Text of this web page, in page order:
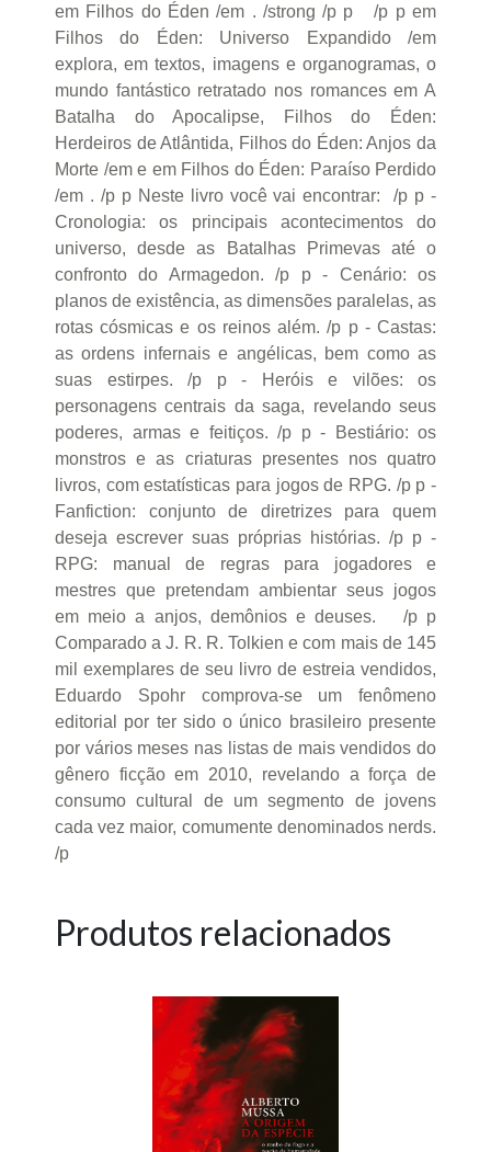
em Filhos do Éden /em . /strong /p p /p p em
Filhos do Éden: Universo Expandido /em
explora, em textos, imagens e organogramas, o
mundo fantástico retratado nos romances em A
Batalha do Apocalipse, Filhos do Éden:
Herdeiros de Atlântida, Filhos do Éden: Anjos da
Morte /em e em Filhos do Éden: Paraíso Perdido
/em . /p p Neste livro você vai encontrar: /p p -
Cronologia: os principais acontecimentos do
universo, desde as Batalhas Primevas até o
confronto do Armagedon. /p p - Cenário: os
planos de existência, as dimensões paralelas, as
rotas cósmicas e os reinos além. /p p - Castas:
as ordens infernais e angélicas, bem como as
suas estirpes. /p p - Heróis e vilões: os
personagens centrais da saga, revelando seus
poderes, armas e feitiços. /p p - Bestiário: os
monstros e as criaturas presentes nos quatro
livros, com estatísticas para jogos de RPG. /p p -
Fanfiction: conjunto de diretrizes para quem
deseja escrever suas próprias histórias. /p p -
RPG: manual de regras para jogadores e
mestres que pretendam ambientar seus jogos
em meio a anjos, demônios e deuses. /p p
Comparado a J. R. R. Tolkien e com mais de 145
mil exemplares de seu livro de estreia vendidos,
Eduardo Spohr comprova-se um fenômeno
editorial por ter sido o único brasileiro presente
por vários meses nas listas de mais vendidos do
gênero ficção em 2010, revelando a força de
consumo cultural de um segmento de jovens
cada vez maior, comumente denominados nerds.
/p
Produtos relacionados